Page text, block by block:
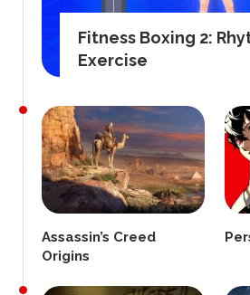
Fitness Boxing 2:
Exercise
Assassin’s Creed
Origins